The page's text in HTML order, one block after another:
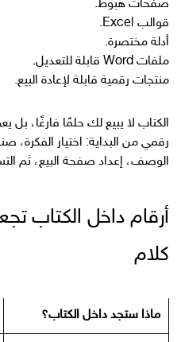
صفحات هبوط.
قوالب Excel.
أدلة مختصرة.
ملفات Word قابلة للتعديل.
منتجات رقمية قابلة لإعادة البيع.
الكتاب لا يبيع لك حلمًا فارغًا، بل
رقمي من البداية: اختيار الفكرة،
الوصف، إعداد صفحة البيع، ثم
أرقام داخل الكتاب
كلام
ماذا ستجد داخل الكتاب؟